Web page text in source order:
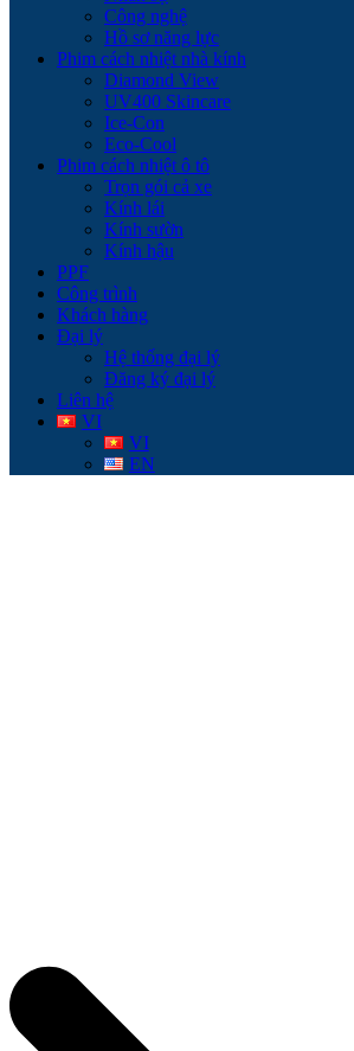
Công nghệ
Hồ sơ năng lực
Phim cách nhiệt nhà kính
Diamond View
UV400 Skincare
Ice-Con
Eco-Cool
Phim cách nhiệt ô tô
Trọn gói cả xe
Kính lái
Kính sườn
Kính hậu
PPF
Công trình
Khách hàng
Đại lý
Hệ thống đại lý
Đăng ký đại lý
Liên hệ
VI
VI
EN